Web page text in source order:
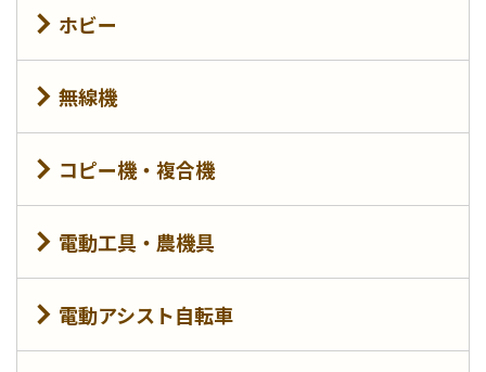
ホビー
無線機
コピー機・複合機
電動工具・農機具
電動アシスト自転車